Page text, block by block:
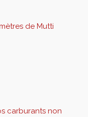
de Mutti
carburants non